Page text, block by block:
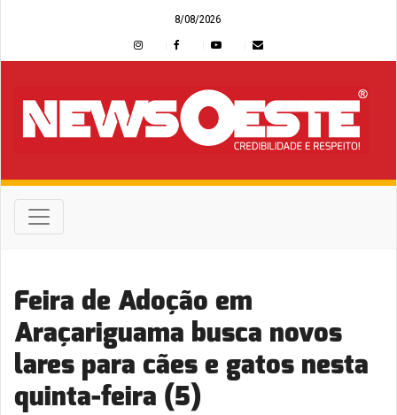
8/08/2026
Feira de Adoção em
Araçariguama busca novos
lares para cães e gatos nesta
quinta-feira (5)